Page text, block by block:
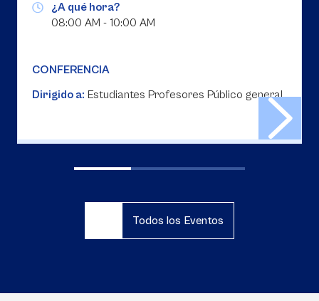
¿A qué hora?
08:00 AM - 10:00 AM
CONFERENCIA
Dirigido a: Estudiantes Profesores Público general
Todos los Eventos